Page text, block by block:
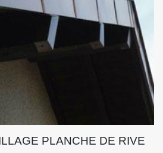
PLANCHE DE RIVE